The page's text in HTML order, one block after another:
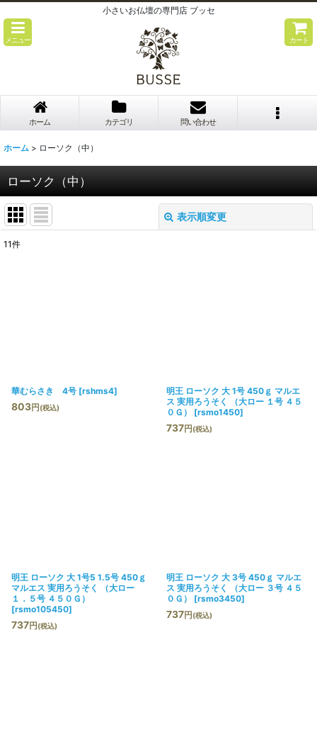
小さいお仏壇の専門店 ブッセ
メニュー カート
ホーム カテゴリ 問い合わせ
ホーム > ローソク（中）
ローソク（中）
表示順変更
11件
華むらさき 4号 [rshms4]
803円 (税込)
明王 ローソク 大 1号 450ｇ マルエ
ス 実用ろうそく （大ロー １号 ４５
０Ｇ）
[rsmo1450]
737円 (税込)
明王 ローソク 大 1号5 1.5号 450ｇ
マルエス 実用ろうそく （大ロー
１．５号 ４５０Ｇ）
[rsmo105450]
737円 (税込)
明王 ローソク 大 3号 450ｇ マルエ
ス 実用ろうそく （大ロー ３号 ４５
０Ｇ）
[rsmo3450]
737円 (税込)